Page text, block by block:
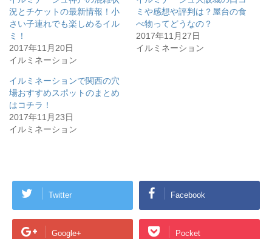
況とチケットの最新情報！小
さい子連れでも楽しめるイル
ミ！
2017年11月20日
イルミネーション
ミや感想や評判は？屋台の食
べ物ってどうなの？
2017年11月27日
イルミネーション
イルミネーションで関西の穴
場おすすめスポットのまとめ
はコチラ！
2017年11月23日
イルミネーション
Twitter Facebook
Google+ Pocket